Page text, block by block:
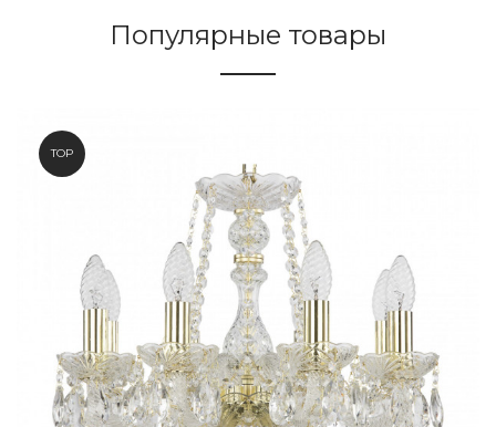
Популярные товары
TOP